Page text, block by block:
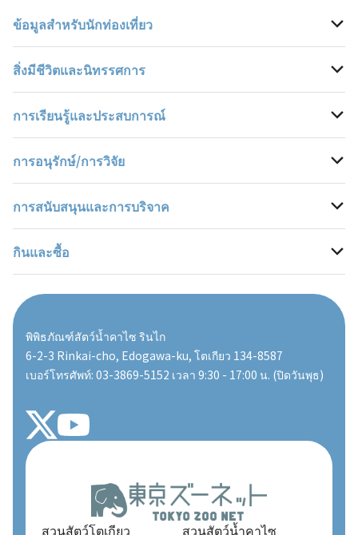
ข้อมูลสำหรับนักท่องเที่ยว
เข้าถึง
การใช้งานแบบกลุ่ม
แผนที่อุทยาน
ข้อมูลเกี่ยวกับสิ่งอำนวยความสะดวกที่มีให้บริการภายในอุทยาน
สำหรับผู้ที่เดินทางพร้อมทารก
ผู้พิการและผู้สูงอายุ
ข้อควรระวัง
คำถามที่พบบ่อย
เกี่ยวกับพิพิธภัณฑ์สัตว์น้ำคาไซ รินไก
ข้อมูลสถานที่จัดงานที่ไม่เหมือนใคร
สิ่งมีชีวิตและนิทรรศการ
สารานุกรมสิ่งมีชีวิต
ไฮไลท์ของนิทรรศการ
จดหมายข่าวพิพิธภัณฑ์สัตว์น้ำ
การเรียนรู้และประสบการณ์
ปฏิทินกิจกรรม
กิจกรรมและโครงการด้านการศึกษา
ตู้ปลาเคลื่อนที่
โปรแกรมสำหรับโรงเรียนและกลุ่ม
ตู้ปลาที่บ้าน
สมาคมมิตรภาพสวนสัตว์โตเกียว
การอนุรักษ์/การวิจัย
โครงการอนุรักษ์สัตว์ป่า
ผลการวิจัย
โครงการ ZooStock
ยุทธศาสตร์การดำเนินการเพื่อการอนุรักษ์สิ่งแวดล้อมระดับโลก
การสนับสนุนและการบริจาค
กองทุนอนุรักษ์สัตว์ป่า สมาคมสวนสัตว์โตเกียว
อาสาสมัคร
กินและซื้อ
ร้านขายอาหาร
ร้านขายของที่ระลึก
พิพิธภัณฑ์สัตว์น้ำคาไซ รินไก
6-2-3 Rinkai-cho, Edogawa-ku, โตเกียว 134-8587
เบอร์โทรศัพท์: 03-3869-5152 เวลา 9:30 - 17:00 น. (ปิดวันพุธ)
สวนสัตว์โตเกียว สวนสัตว์น้ำคาไซ